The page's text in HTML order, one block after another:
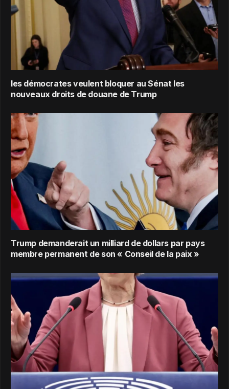
les démocrates veulent bloquer au Sénat les
nouveaux droits de douane de Trump
Trump demanderait un milliard de dollars par pays
membre permanent de son « Conseil de la paix »